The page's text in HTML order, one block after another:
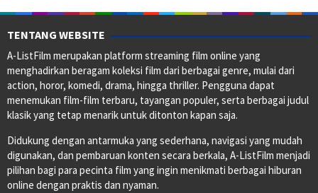
TENTANG WEBSITE
A-ListFilm merupakan platform streaming film online yang
menghadirkan beragam koleksi film dari berbagai genre, mulai dari
action, horor, komedi, drama, hingga thriller. Pengguna dapat
menemukan film-film terbaru, tayangan populer, serta berbagai judul
klasik yang tetap menarik untuk ditonton kapan saja.
Didukung dengan antarmuka yang sederhana, navigasi yang mudah
digunakan, dan pembaruan konten secara berkala, A-ListFilm menjadi
pilihan bagi para pecinta film yang ingin menikmati berbagai hiburan
online dengan praktis dan nyaman.